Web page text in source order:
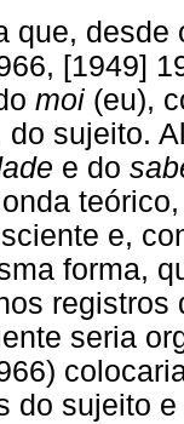
que,
[1949]
moi (eu),
do sujeito.
e do
e,
forma,
seria
do sujeito